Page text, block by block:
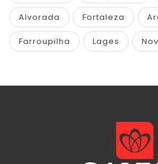
Alvorada Fortaleza
Farroupilha Lages